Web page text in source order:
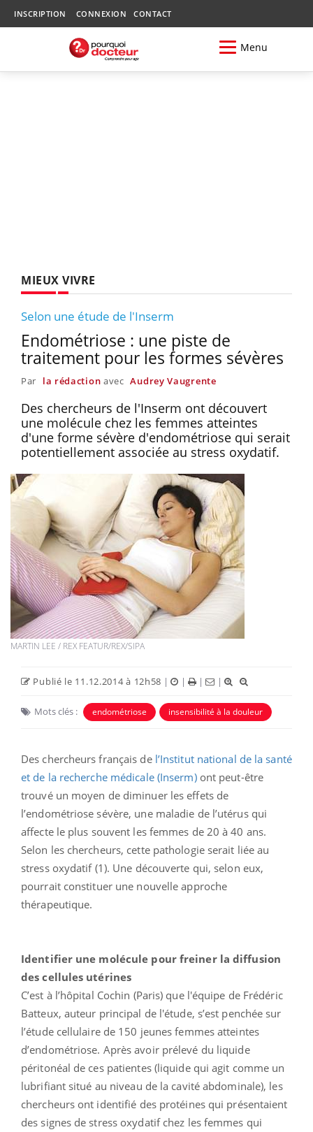
INSCRIPTION CONNEXION CONTACT
Menu
MIEUX VIVRE
Selon une étude de l'Inserm
Endométriose : une piste de
traitement pour les formes sévères
Par la rédaction avec Audrey Vaugrente
Des chercheurs de l'Inserm ont découvert
une molécule chez les femmes atteintes
d'une forme sévère d'endométriose qui serait
potentiellement associée au stress oxydatif.
MARTIN LEE / REX FEATUR/REX/SIPA
Publié le 11.12.2014 à 12h58 | | | |
Mots clés : endométriose insensibilité à la douleur
Des chercheurs français de l’Institut national de la santé
et de la recherche médicale (Inserm) ont peut-être
trouvé un moyen de diminuer les effets de
l’endométriose sévère, une maladie de l’utérus qui
affecte le plus souvent les femmes de 20 à 40 ans.
Selon les chercheurs, cette pathologie serait liée au
stress oxydatif (1). Une découverte qui, selon eux,
pourrait constituer une nouvelle approche
thérapeutique.
Identifier une molécule pour freiner la diffusion
des cellules utérines
C’est à l’hôpital Cochin (Paris) que l'équipe de Frédéric
Batteux, auteur principal de l'étude, s’est penchée sur
l’étude cellulaire de 150 jeunes femmes atteintes
d’endométriose. Après avoir prélevé du liquide
péritonéal de ces patientes (liquide qui agit comme un
lubrifiant situé au niveau de la cavité abdominale), les
chercheurs ont identifié des protéines qui présentaient
des signes de stress oxydatif chez les femmes qui